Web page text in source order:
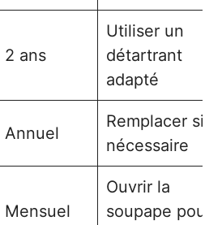
2 ans
Utiliser un
détartrant
adapté
Annuel
Remplacer si
nécessaire
Mensuel
Ouvrir la
soupape pour